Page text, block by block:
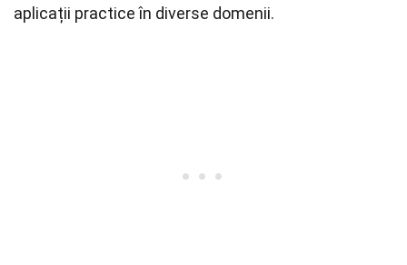
aplicații practice în diverse domenii.